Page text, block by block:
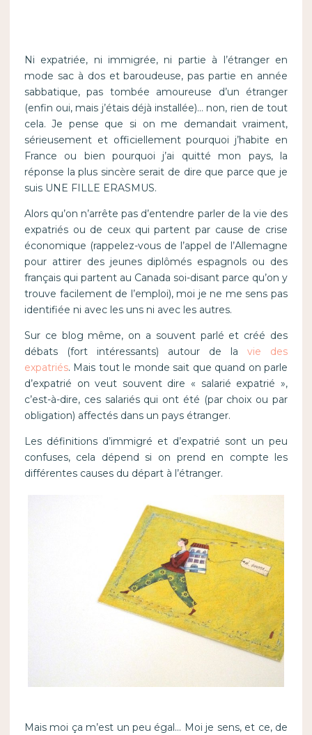
Ni expatriée, ni immigrée, ni partie à l’étranger en
mode sac à dos et baroudeuse, pas partie en année
sabbatique, pas tombée amoureuse d’un étranger
(enfin oui, mais j’étais déjà installée)… non, rien de tout
cela. Je pense que si on me demandait vraiment,
sérieusement et officiellement pourquoi j’habite en
France ou bien pourquoi j’ai quitté mon pays, la
réponse la plus sincère serait de dire que parce que je
suis UNE FILLE ERASMUS.
Alors qu’on n’arrête pas d’entendre parler de la vie des
expatriés ou de ceux qui partent par cause de crise
économique (rappelez-vous de l’appel de l’Allemagne
pour attirer des jeunes diplômés espagnols ou des
français qui partent au Canada soi-disant parce qu’on y
trouve facilement de l’emploi), moi je ne me sens pas
identifiée ni avec les uns ni avec les autres.
Sur ce blog même, on a souvent parlé et créé des
débats (fort intéressants) autour de lavie des
expatriés. Mais tout le monde sait que quand on parle
d’expatrié on veut souvent dire « salarié expatrié »,
c’est-à-dire, ces salariés qui ont été (par choix ou par
obligation) affectés dans un pays étranger.
Les définitions d’immigré et d’expatrié sont un peu
confuses, cela dépend si on prend en compte les
différentes causes du départ à l’étranger.
Mais moi ça m’est un peu égal… Moi je sens, et ce, de